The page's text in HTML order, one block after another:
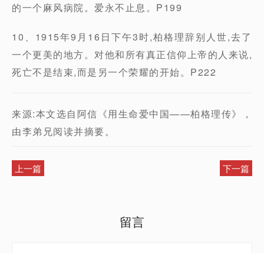
的一个麻风病院。爱永不止息。P199
10、1915年9月16日下午3时,柏格理辞别人世,去了
一个更美的地方。对他和所有真正信仰上帝的人来说,
死亡不是结束,而是另一个荣耀的开始。P222
来源:本文选自阿信《用生命爱中国——柏格理传》，
由李弟兄阅读并摘要。
上一篇 下一篇
留言